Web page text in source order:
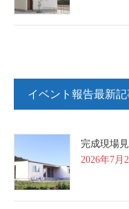
イベント報告最新記
完成現場
2026年7月